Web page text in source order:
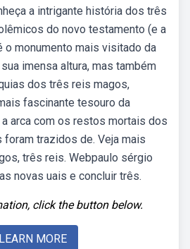
a intrigante história dos três
do novo testamento (e a
o monumento mais visitado da
imensa altura, mas também
dos três reis magos,
fascinante tesouro da
arca com os restos mortais dos
trazidos de. Veja mais
três reis. Webpaulo sérgio
novas uais e concluir três.
click the button below.
LEARN MORE